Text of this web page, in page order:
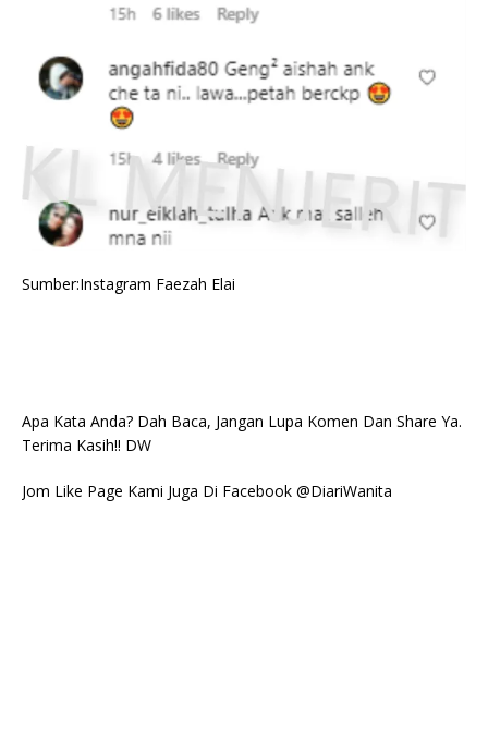
Sumber:Instagram Faezah Elai
Apa Kata Anda? Dah Baca, Jangan Lupa Komen Dan Share Ya.
Terima Kasih!! DW
Jom Like Page Kami Juga Di Facebook @DiariWanita